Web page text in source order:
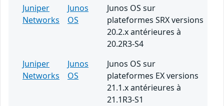
Juniper
Networks
Junos
OS
Junos OS sur
plateformes SRX versions
20.2.x antérieures à
20.2R3-S4
Juniper
Networks
Junos
OS
Junos OS sur
plateformes EX versions
21.1.x antérieures à
21.1R3-S1